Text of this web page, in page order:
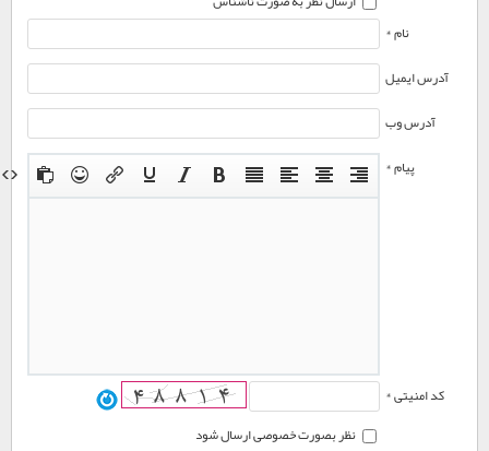
نام *
آدرس ایمیل
آدرس وب
پیام *
کد امنیتی *
نظر بصورت خصوصی ارسال شود